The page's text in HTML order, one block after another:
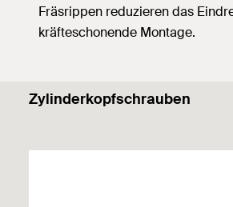
Fräsrippen reduzieren das
kräfteschonende Montage.
Zylinderkopfschrauben